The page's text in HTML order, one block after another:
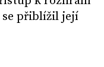
se přiblížil její